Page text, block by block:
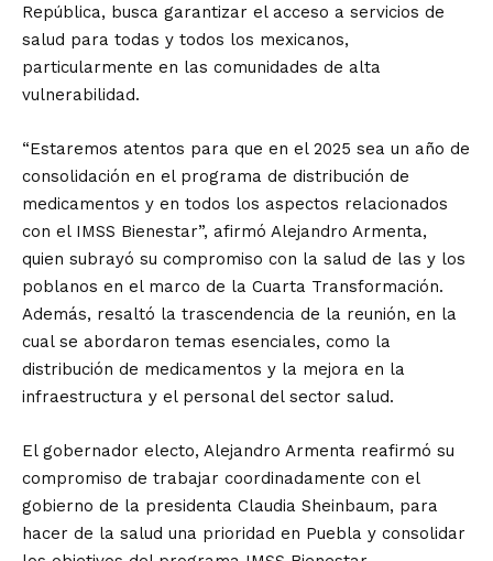
República, busca garantizar el acceso a servicios de
salud para todas y todos los mexicanos,
particularmente en las comunidades de alta
vulnerabilidad.
“Estaremos atentos para que en el 2025 sea un año de
consolidación en el programa de distribución de
medicamentos y en todos los aspectos relacionados
con el IMSS Bienestar”, afirmó Alejandro Armenta,
quien subrayó su compromiso con la salud de las y los
poblanos en el marco de la Cuarta Transformación.
Además, resaltó la trascendencia de la reunión, en la
cual se abordaron temas esenciales, como la
distribución de medicamentos y la mejora en la
infraestructura y el personal del sector salud.
El gobernador electo, Alejandro Armenta reafirmó su
compromiso de trabajar coordinadamente con el
gobierno de la presidenta Claudia Sheinbaum, para
hacer de la salud una prioridad en Puebla y consolidar